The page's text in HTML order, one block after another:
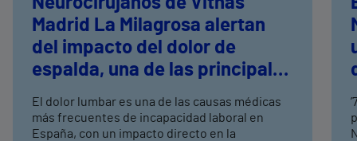
Madrid La Milagrosa alertan
del impacto del dolor de
espalda, una de las principales
causas de baja médica en
España
El dolor lumbar es una de las causas médicas
más frecuentes de incapacidad laboral en
España, con un impacto directo en la